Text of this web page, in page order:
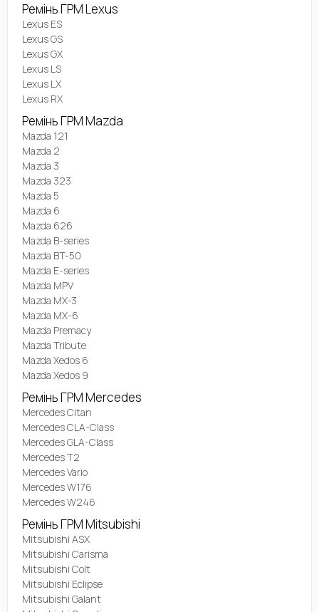
Ремінь ГРМ Lexus
Lexus ES
Lexus GS
Lexus GX
Lexus LS
Lexus LX
Lexus RX
Ремінь ГРМ Mazda
Mazda 121
Mazda 2
Mazda 3
Mazda 323
Mazda 5
Mazda 6
Mazda 626
Mazda B-series
Mazda BT-50
Mazda E-series
Mazda MPV
Mazda MX-3
Mazda MX-6
Mazda Premacy
Mazda Tribute
Mazda Xedos 6
Mazda Xedos 9
Ремінь ГРМ Mercedes
Mercedes Citan
Mercedes CLA-Class
Mercedes GLA-Class
Mercedes T2
Mercedes Vario
Mercedes W176
Mercedes W246
Ремінь ГРМ Mitsubishi
Mitsubishi ASX
Mitsubishi Carisma
Mitsubishi Colt
Mitsubishi Eclipse
Mitsubishi Galant